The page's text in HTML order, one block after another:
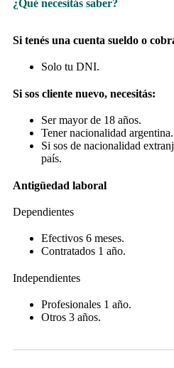
¿Qué necesitás saber?
Si tenés una cuenta sueldo o
Solo tu DNI.
Si sos cliente nuevo, necesitás:
Ser mayor de 18 años.
Tener nacionalidad argentina.
Si sos de nacionalidad
país.
Antigüedad laboral
Dependientes
Efectivos 6 meses.
Contratados 1 año.
Independientes
Profesionales 1 año.
Otros 3 años.